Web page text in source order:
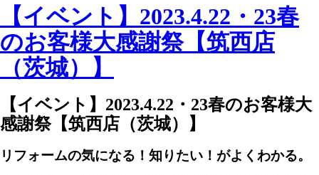
【イベント】2023.4.22・23春
のお客様大感謝祭【筑西店
（茨城）】
【イベント】2023.4.22・23春のお客様大
感謝祭【筑西店（茨城）】
リフォームの気になる！知りたい！がよくわかる。